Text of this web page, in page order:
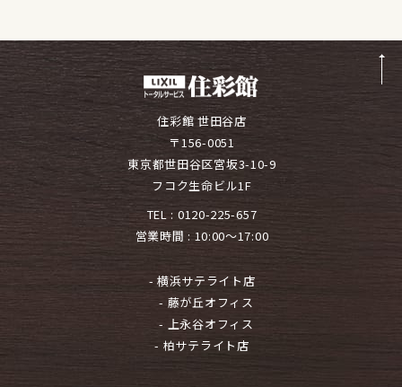
住彩館 世田谷店
〒156-0051
東京都世田谷区宮坂3-10-9
フコク生命ビル1F
TEL : 0120-225-657
営業時間 : 10:00～17:00
- 横浜サテライト店
- 藤が丘オフィス
- 上永谷オフィス
- 柏サテライト店